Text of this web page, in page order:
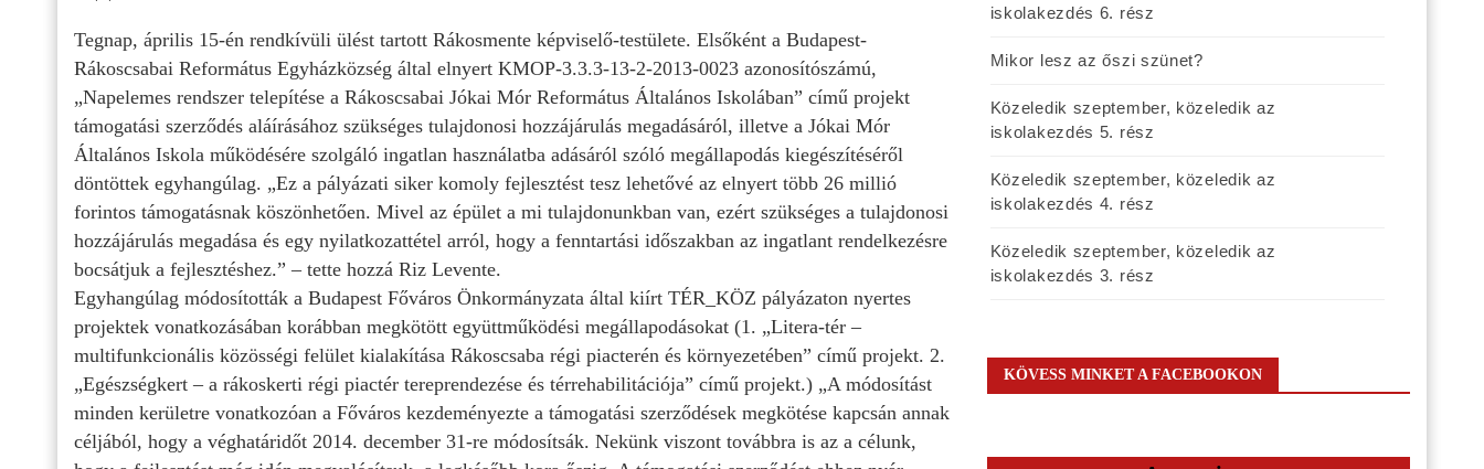
Tegnap, április 15-én rendkívüli ülést tartott Rákosmente képviselő-testülete. Elsőként a Budapest-
Rákoscsabai Református Egyházközség által elnyert KMOP-3.3.3-13-2-2013-0023 azonosítószámú,
„Napelemes rendszer telepítése a Rákoscsabai Jókai Mór Református Általános Iskolában” című projekt
támogatási szerződés aláírásához szükséges tulajdonosi hozzájárulás megadásáról, illetve a Jókai Mór
Általános Iskola működésére szolgáló ingatlan használatba adásáról szóló megállapodás kiegészítéséről
döntöttek egyhangúlag. „Ez a pályázati siker komoly fejlesztést tesz lehetővé az elnyert több 26 millió
forintos támogatásnak köszönhetően. Mivel az épület a mi tulajdonunkban van, ezért szükséges a tulajdonosi
hozzájárulás megadása és egy nyilatkozattétel arról, hogy a fenntartási időszakban az ingatlant rendelkezésre
bocsátjuk a fejlesztéshez.” – tette hozzá Riz Levente.
Egyhangúlag módosították a Budapest Főváros Önkormányzata által kiírt TÉR_KÖZ pályázaton nyertes
projektek vonatkozásában korábban megkötött együttműködési megállapodásokat (1. „Litera-tér –
multifunkcionális közösségi felület kialakítása Rákoscsaba régi piacterén és környezetében” című projekt. 2.
„Egészségkert – a rákoskerti régi piactér tereprendezése és térrehabilitációja” című projekt.) „A módosítást
minden kerületre vonatkozóan a Főváros kezdeményezte a támogatási szerződések megkötése kapcsán annak
céljából, hogy a véghatáridőt 2014. december 31-re módosítsák. Nekünk viszont továbbra is az a célunk,
iskolakezdés 6. rész
Mikor lesz az őszi szünet?
Közeledik szeptember, közeledik az
iskolakezdés 5. rész
Közeledik szeptember, közeledik az
iskolakezdés 4. rész
Közeledik szeptember, közeledik az
iskolakezdés 3. rész
KÖVESS MINKET A FACEBOOKON